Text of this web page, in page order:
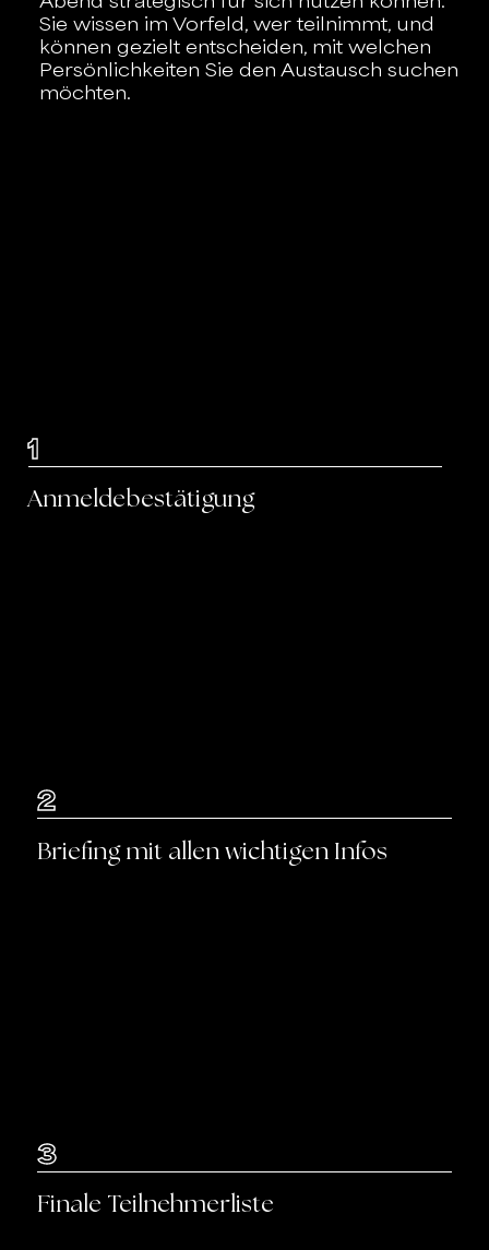
1
Anmeldebestätigung
2
Briefing mit allen wichtigen Infos
3
Finale Teilnehmerliste
Sie wissen im Vorfeld, wer teilnimmt, und
können gezielt entscheiden, mit welchen
Persönlichkeiten Sie den Austausch suchen
möchten.